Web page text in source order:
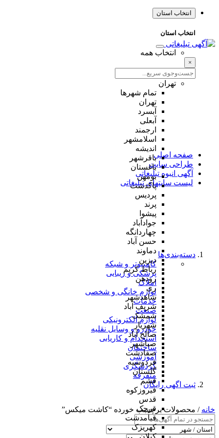
انتخاب استان
انتخاب استان
انتخاب همه
×
تهران
تمام شهر‌ها
تهران
آبسرد
آبعلی
ارجمند
اسلامشهر
اندیشه
باقرشهر
باغستان
بومهن
پاکدشت
پردیس
پرند
پیشوا
جوادآباد
چهاردانگه
حسن آباد
دماوند
دیزین
رباط کریم
رودهن
ری
شاهدشهر
شریف آباد
شمشک
شهریار
صالح آباد
صباشهر
صفادشت
فردوسیه
گلستان
فشم
فیروزکوه
قدس
قرچک
قیامدشت
کهریزک
صفحه اصلی
طراحی سایت
آگهی انبوه تبلیغاتی
لیست سایتهای تبلیغاتی
دسته‌بندی‌ها
کامپیوتر و شبکه
پزشکی و زیبایی
املاک
لوازم خانگی و شخصی
خدمات
صنعت
لوازم الکترونیکی
خودرو و وسایل نقلیه
استخدام و کاریابی
ساختمان
آموزشی
گردشگری
متفرقه
ثبت اگهی رایگان
خانه / محصولات برچسب خورده “کاشت میکس”